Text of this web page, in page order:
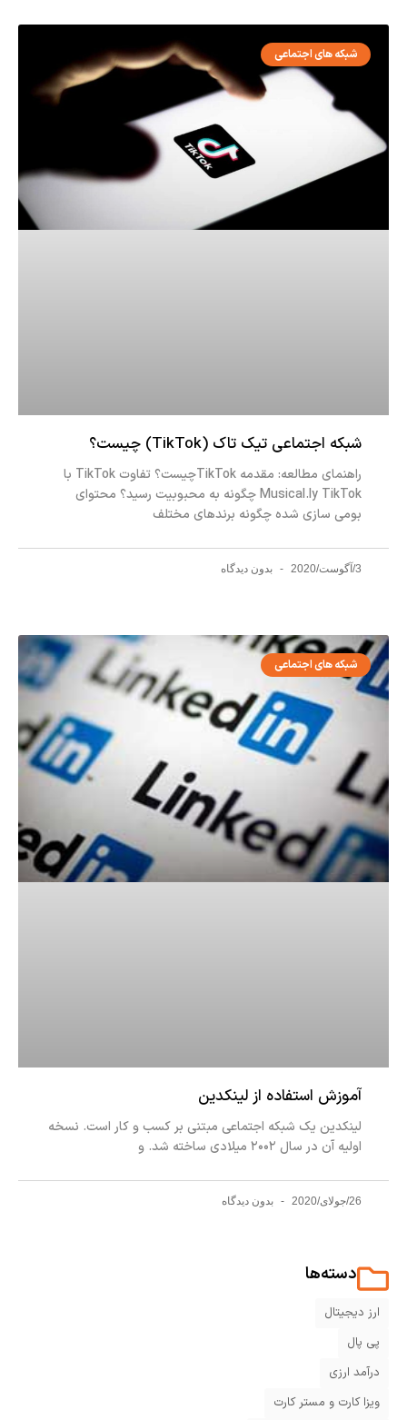
شبکه های اجتماعی
شبکه اجتماعی تیک تاک (TikTok) چیست؟
راهنمای مطالعه: مقدمه TikTokچیست؟ تفاوت TikTok با
Musical.ly TikTok چگونه به محبوبیت رسید؟ محتوای
بومی سازی شده چگونه برندهای مختلف
3/آگوست/2020 بدون دیدگاه
شبکه های اجتماعی
آموزش استفاده از لینکدین
لینکدین یک شبکه اجتماعی مبتنی بر کسب و کار است. نسخه
اولیه آن در سال ۲۰۰۲ میلادی ساخته شد. و
26/جولای/2020 بدون دیدگاه
دسته‌ها
ارز دیجیتال
پی پال
درآمد ارزی
ویزا کارت و مستر کارت